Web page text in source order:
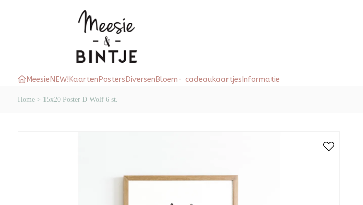
Meesie NEW! Kaarten Posters Diversen Bloem- cadeaukaartjes Informatie
Home > 15x20 Poster D Wolf 6 st.